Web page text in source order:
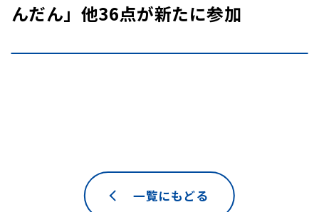
んだん」他36点が新たに参加
一覧にもどる